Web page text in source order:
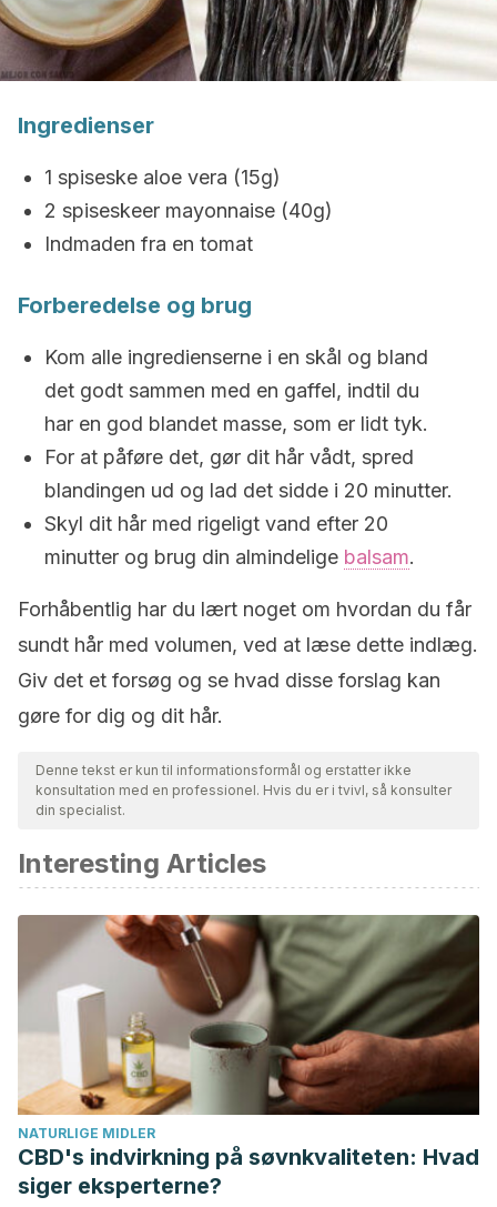
Ingredienser
1 spiseske aloe vera (15g)
2 spiseskeer mayonnaise (40g)
Indmaden fra en tomat
Forberedelse og brug
Kom alle ingredienserne i en skål og bland
det godt sammen med en gaffel, indtil du
har en god blandet masse, som er lidt tyk.
For at påføre det, gør dit hår vådt, spred
blandingen ud og lad det sidde i 20 minutter.
Skyl dit hår med rigeligt vand efter 20
minutter og brug din almindelige balsam.
Forhåbentlig har du lært noget om hvordan du får
sundt hår med volumen, ved at læse dette indlæg.
Giv det et forsøg og se hvad disse forslag kan
gøre for dig og dit hår.
Denne tekst er kun til informationsformål og erstatter ikke
konsultation med en professionel. Hvis du er i tvivl, så konsulter
din specialist.
Interesting Articles
NATURLIGE MIDLER
CBD's indvirkning på søvnkvaliteten: Hvad
siger eksperterne?